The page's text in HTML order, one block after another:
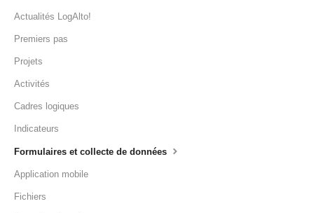
Actualités LogAlto!
Premiers pas
Projets
Activités
Cadres logiques
Indicateurs
Formulaires et collecte de données
Application mobile
Fichiers